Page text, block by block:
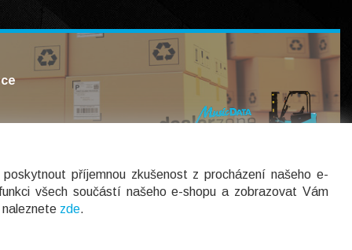
příjemnou zkušenost z procházení našeho e-
všech součástí našeho e-shopu a zobrazovat Vám
zde.